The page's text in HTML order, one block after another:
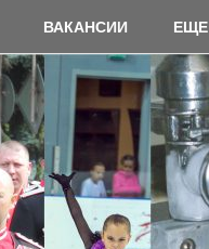
ВАКАНСИИ ЕЩЕ